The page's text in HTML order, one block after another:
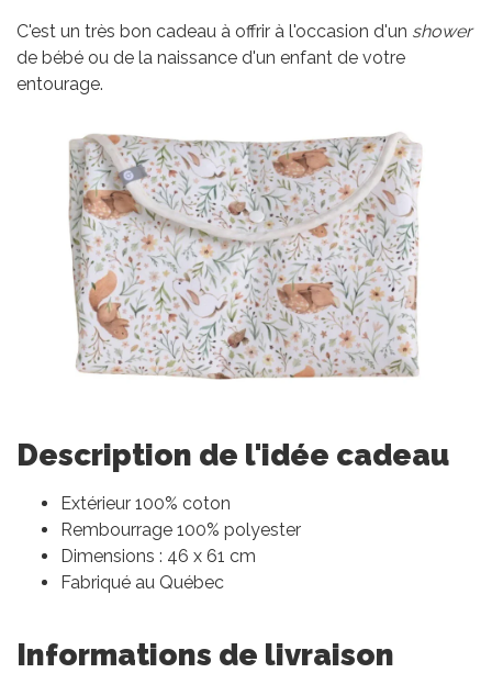
C'est un très bon cadeau à offrir à l'occasion d'un shower
de bébé ou de la naissance d'un enfant de votre
entourage.
Description de l'idée cadeau
Extérieur 100% coton
Rembourrage 100% polyester
Dimensions : 46 x 61 cm
Fabriqué au Québec
Informations de livraison